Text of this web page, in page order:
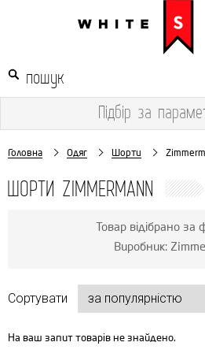
Підбір за
Головна Одяг Шорти
ШОРТИ ZIMMERMANN
Товар відібрано за
Виробник:
Сортувати
На ваш запит товарів не знайдено.